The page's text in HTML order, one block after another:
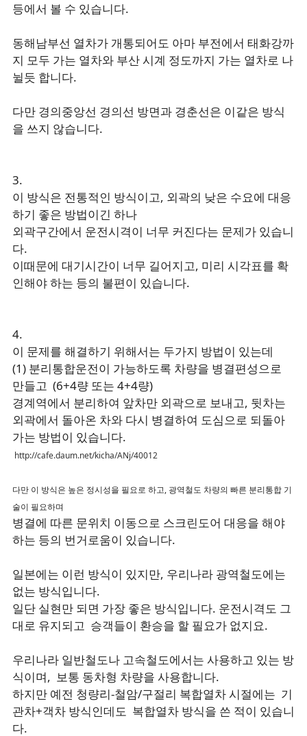
등에서 볼 수 있습니다.
동해남부선 열차가 개통되어도 아마 부전에서 태화강까
지 모두 가는 열차와 부산 시계 정도까지 가는 열차로 나
뉠듯 합니다.
다만 경의중앙선 경의선 방면과 경춘선은 이같은 방식
을 쓰지 않습니다.
3.
이 방식은 전통적인 방식이고, 외곽의 낮은 수요에 대응
하기 좋은 방법이긴 하나
외곽구간에서 운전시격이 너무 커진다는 문제가 있습니
다.
이때문에 대기시간이 너무 길어지고, 미리 시각표를 확
인해야 하는 등의 불편이 있습니다.
4.
이 문제를 해결하기 위해서는 두가지 방법이 있는데
(1) 분리통합운전이 가능하도록 차량을 병결편성으로
만들고 (6+4량 또는 4+4량)
경계역에서 분리하여 앞차만 외곽으로 보내고, 뒷차는
외곽에서 돌아온 차와 다시 병결하여 도심으로 되돌아
가는 방법이 있습니다.
http://cafe.daum.net/kicha/ANj/40012
다만 이 방식은 높은 정시성을 필요로 하고, 광역철도 차량의 빠른 분리통합 기
술이 필요하며
병결에 따른 문위치 이동으로 스크린도어 대응을 해야
하는 등의 번거로움이 있습니다.
일본에는 이런 방식이 있지만, 우리나라 광역철도에는
없는 방식입니다.
일단 실현만 되면 가장 좋은 방식입니다. 운전시격도 그
대로 유지되고 승객들이 환승을 할 필요가 없지요.
우리나라 일반철도나 고속철도에서는 사용하고 있는 방
식이며, 보통 동차형 차량을 사용합니다.
하지만 예전 청량리-철암/구절리 복합열차 시절에는 기
관차+객차 방식인데도 복합열차 방식을 쓴 적이 있습니
다.